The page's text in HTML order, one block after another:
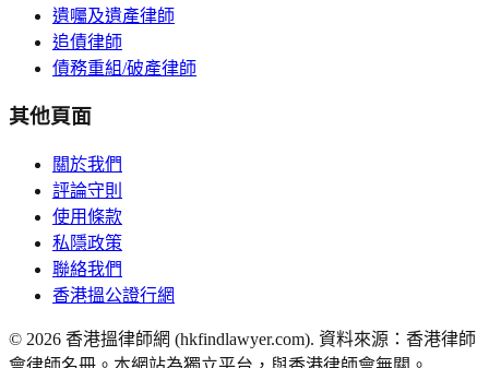
遺囑及遺產律師
追債律師
債務重組/破產律師
其他頁面
關於我們
評論守則
使用條款
私隱政策
聯絡我們
香港搵公證行網
© 2026 香港搵律師網 (hkfindlawyer.com). 資料來源：香港律師